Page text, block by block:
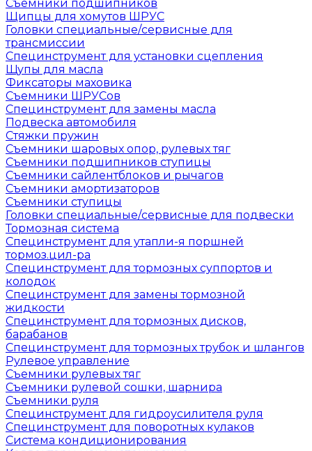
Съемники подшипников
Щипцы для хомутов ШРУС
Головки специальные/сервисные для
трансмиссии
Специнструмент для установки сцепления
Щупы для масла
Фиксаторы маховика
Съемники ШРУСов
Специнструмент для замены масла
Подвеска автомобиля
Стяжки пружин
Съемники шаровых опор, рулевых тяг
Съемники подшипников ступицы
Съемники сайлентблоков и рычагов
Съемники амортизаторов
Съемники ступицы
Головки специальные/сервисные для подвески
Тормозная система
Специнструмент для утапли-я поршней
тормоз.цил-ра
Специнструмент для тормозных суппортов и
колодок
Специнструмент для замены тормозной
жидкости
Специнструмент для тормозных дисков,
барабанов
Специнструмент для тормозных трубок и шлангов
Рулевое управление
Съемники рулевых тяг
Съемники рулевой сошки, шарнира
Съемники руля
Специнструмент для гидроусилителя руля
Специнструмент для поворотных кулаков
Система кондиционирования